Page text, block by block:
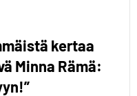
kertaa
Minna Rämä: